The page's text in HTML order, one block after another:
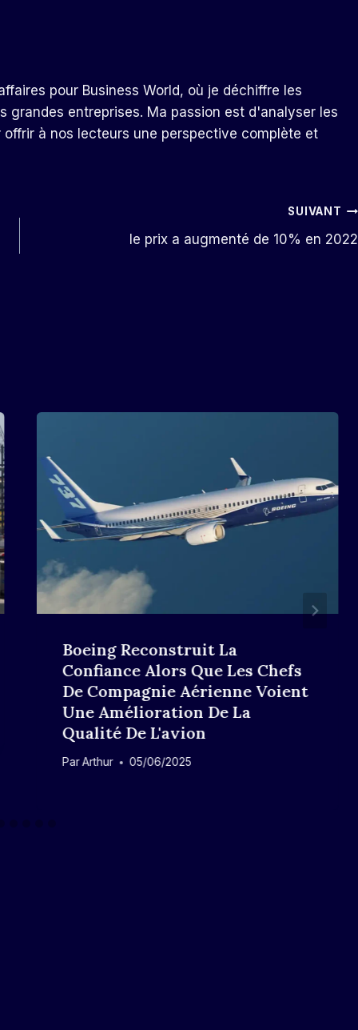
pour Business World, où je déchiffre les
grandes entreprises. Ma passion est d'analyser les
à nos lecteurs une perspective complète et
SUIVANT
le prix a augmenté de 10% en 2022
Boeing Reconstruit La
Confiance Alors Que Les Chefs
De Compagnie Aérienne Voient
Une Amélioration De La
Qualité De L'avion
ParArthur 05/06/2025